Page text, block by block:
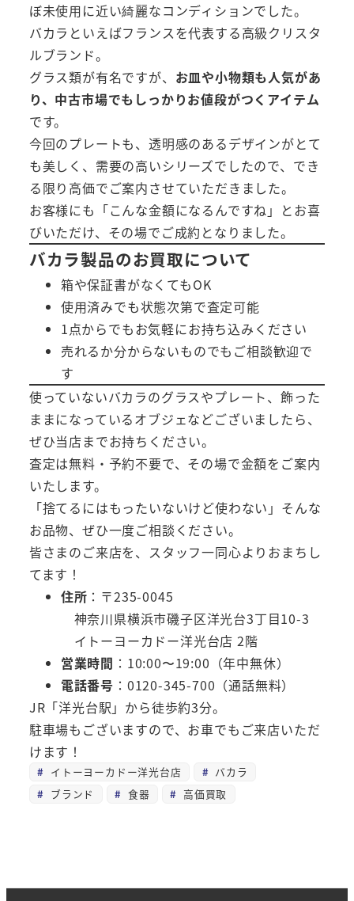
ぼ未使用に近い綺麗なコンディションでした。
バカラといえばフランスを代表する高級クリスタ
ルブランド。
グラス類が有名ですが、 お皿や小物類も人気があ
り、中古市場でもしっかりお値段がつくアイテム
です。
今回のプレートも、透明感のあるデザインがとて
も美しく、需要の高いシリーズでしたので、でき
る限り高価でご案内させていただきました。
お客様にも「こんな金額になるんですね」とお喜
びいただけ、その場でご成約となりました。
バカラ製品のお買取について
箱や保証書がなくてもOK
使用済みでも状態次第で査定可能
1点からでもお気軽にお持ち込みください
売れるか分からないものでもご相談歓迎で
す
使っていないバカラのグラスやプレート、飾った
ままになっているオブジェなどございましたら、
ぜひ当店までお持ちください。
査定は無料・予約不要で、その場で金額をご案内
いたします。
「捨てるにはもったいないけど使わない」そんな
お品物、ぜひ一度ご相談ください。
皆さまのご来店を、スタッフ一同心よりおまちし
てます！
住所 ：〒235-0045
神奈川県横浜市磯子区洋光台3丁目10-3
イトーヨーカドー洋光台店 2階
営業時間 ：10:00〜19:00（年中無休）
電話番号 ：0120-345-700（通話無料）
JR「洋光台駅」から徒歩約3分。
駐車場もございますので、お車でもご来店いただ
けます！
イトーヨーカドー洋光台店
バカラ
ブランド
食器 高価買取